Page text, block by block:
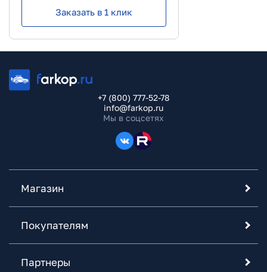
Заказать в 1 клик
+7 (800) 777-52-78
info@farkop.ru
Мы в соцсетях
Магазин
Покупателям
Партнеры